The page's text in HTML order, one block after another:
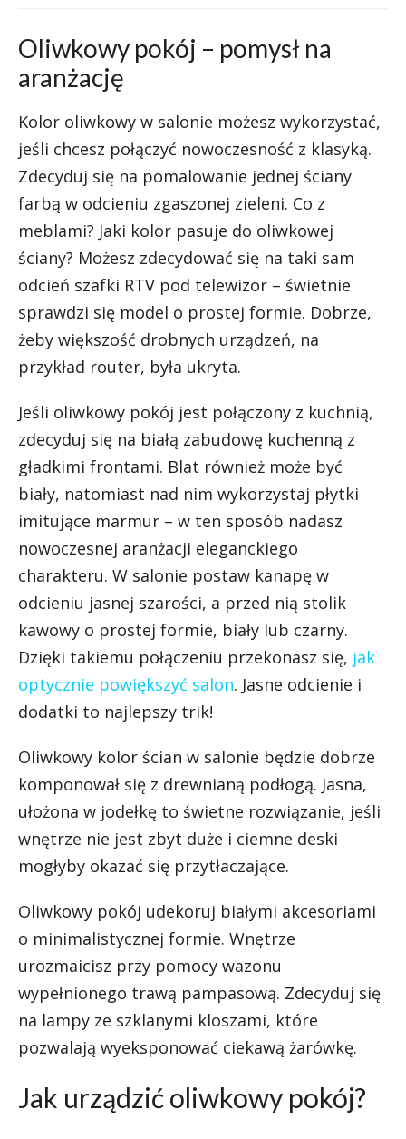
Oliwkowy pokój – pomysł na
aranżację
Kolor oliwkowy w salonie możesz wykorzystać,
jeśli chcesz połączyć nowoczesność z klasyką.
Zdecyduj się na pomalowanie jednej ściany
farbą w odcieniu zgaszonej zieleni. Co z
meblami? Jaki kolor pasuje do oliwkowej
ściany? Możesz zdecydować się na taki sam
odcień szafki RTV pod telewizor – świetnie
sprawdzi się model o prostej formie. Dobrze,
żeby większość drobnych urządzeń, na
przykład router, była ukryta.
Jeśli oliwkowy pokój jest połączony z kuchnią,
zdecyduj się na białą zabudowę kuchenną z
gładkimi frontami. Blat również może być
biały, natomiast nad nim wykorzystaj płytki
imitujące marmur – w ten sposób nadasz
nowoczesnej aranżacji eleganckiego
charakteru. W salonie postaw kanapę w
odcieniu jasnej szarości, a przed nią stolik
kawowy o prostej formie, biały lub czarny.
Dzięki takiemu połączeniu przekonasz się, jak
optycznie powiększyć salon. Jasne odcienie i
dodatki to najlepszy trik!
Oliwkowy kolor ścian w salonie będzie dobrze
komponował się z drewnianą podłogą. Jasna,
ułożona w jodełkę to świetne rozwiązanie, jeśli
wnętrze nie jest zbyt duże i ciemne deski
mogłyby okazać się przytłaczające.
Oliwkowy pokój udekoruj białymi akcesoriami
o minimalistycznej formie. Wnętrze
urozmaicisz przy pomocy wazonu
wypełnionego trawą pampasową. Zdecyduj się
na lampy ze szklanymi kloszami, które
pozwalają wyeksponować ciekawą żarówkę.
Jak urządzić oliwkowy pokój?